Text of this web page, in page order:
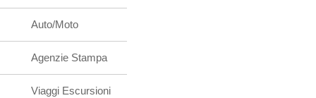
Auto/Moto
Agenzie Stampa
Viaggi Escursioni